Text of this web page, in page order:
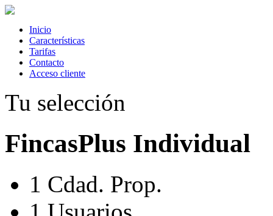
Inicio
Características
Tarifas
Contacto
Acceso cliente
Tu selección
FincasPlus Individual
1 Cdad. Prop.